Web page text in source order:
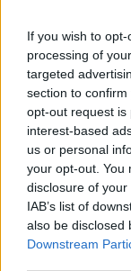
If you wish to
processing of
targeted
section to
opt-out request is
interest-based
us or personal
your opt-out. You
disclosure of
IAB’s list of
also be disclosed
Downstream
Στην πρώτη του
Λέων ΙΔ’
καταγγείλει την
δημοκρατίας και